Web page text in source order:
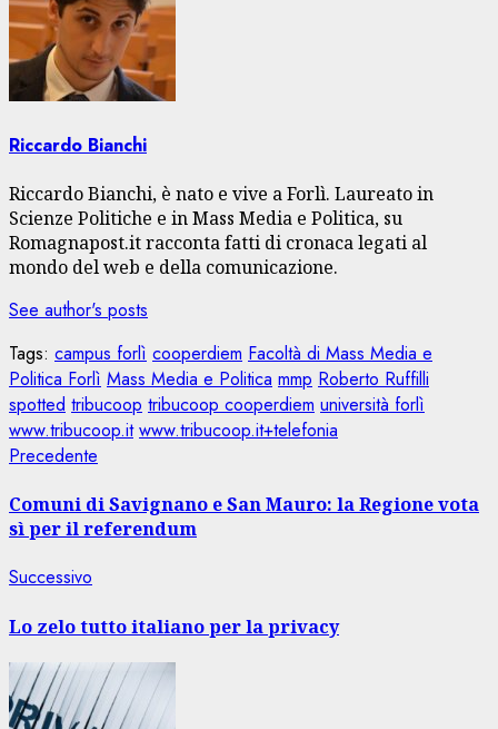
Riccardo Bianchi
Riccardo Bianchi, è nato e vive a Forlì. Laureato in
Scienze Politiche e in Mass Media e Politica, su
Romagnapost.it racconta fatti di cronaca legati al
mondo del web e della comunicazione.
See author's posts
Tags: campus forlì cooperdiem Facoltà di Mass Media e
Politica Forlì Mass Media e Politica mmp Roberto Ruffilli
spotted tribucoop tribucoop cooperdiem università forlì
www.tribucoop.it www.tribucoop.it+telefonia
Navigazione
articolo
Precedente
Comuni di Savignano e San Mauro: la Regione vota
sì per il referendum
Successivo
Lo zelo tutto italiano per la privacy